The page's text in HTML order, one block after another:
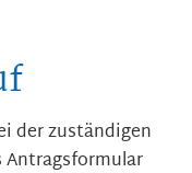
der zuständigen
Antragsformular